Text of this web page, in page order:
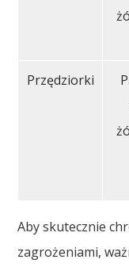
Przędziorki
Aby skutecznie
zagrożeniami,